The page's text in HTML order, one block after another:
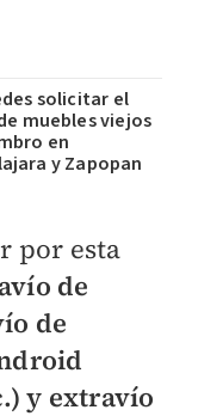
solicitar el
muebles viejos
en
y Zapopan
por esta
de
de
y extravío